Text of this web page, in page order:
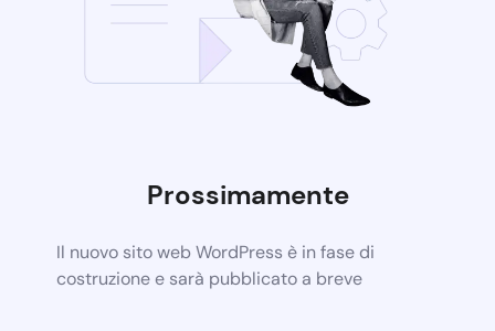
Prossimamente
Il nuovo sito web WordPress è in fase di
costruzione e sarà pubblicato a breve